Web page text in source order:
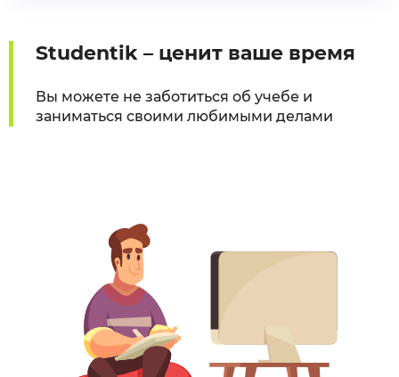
Studentik – ценит ваше время
Вы можете не заботиться об учебе и
заниматься своими любимыми делами